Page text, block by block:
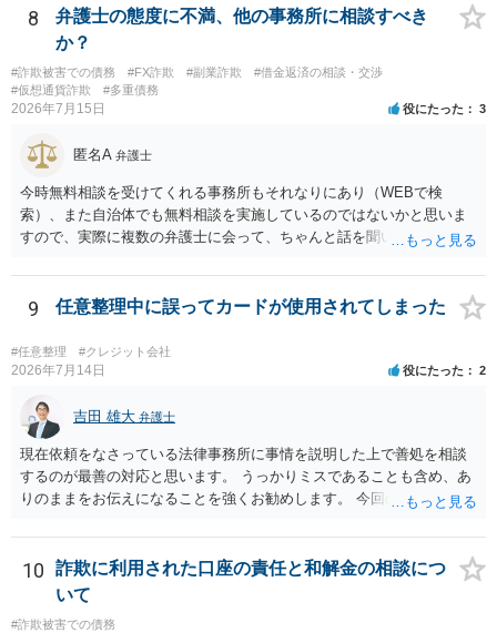
を起こす必要はないかと思います。
8
弁護士の態度に不満、他の事務所に相談すべき
か？
#詐欺被害での債務 #FX詐欺 #副業詐欺
#借金返済の相談・交渉
#仮想通貨詐欺
#多重債務
2026年7月15日 役にたった 3
匿名A 弁護士
今時無料相談を受けてくれる事務所もそれなりにあり（WEBで検
索）、また自治体でも無料相談を実施しているのではないかと思いま
すので、実際に複数の弁護士に会って、ちゃんと話を聞いてくれる
はそもそも事案を把握できていないようですので、御相談の案件につ
いては弁護士として能力不足なのかもしれません。相手にしない方が
良いと思います。ただ、仮想通貨詐欺の被害回復は現実的には難しい
かもしれません。
9 任意整理中に誤ってカードが使用されてしまった
#任意整理 #クレジット会社
2026年7月14日 役にたった 2
吉田 雄大 弁護士
現在依頼をなさっている法律事務所に事情を説明した上で善処を相談
するのが最善の対応と思います。 うっかりミスであることも含め、あ
りのままをお伝えになることを強くお勧めします。 今回のできごとだ
早ければ早いほどいいのは間違いありません。 ご健闘をお祈りいたし
ます。
10
詐欺に利用された口座の責任と和解金の相談につ
いて
#詐欺被害での債務